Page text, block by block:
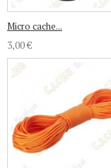
Micro cache...
3,00 €